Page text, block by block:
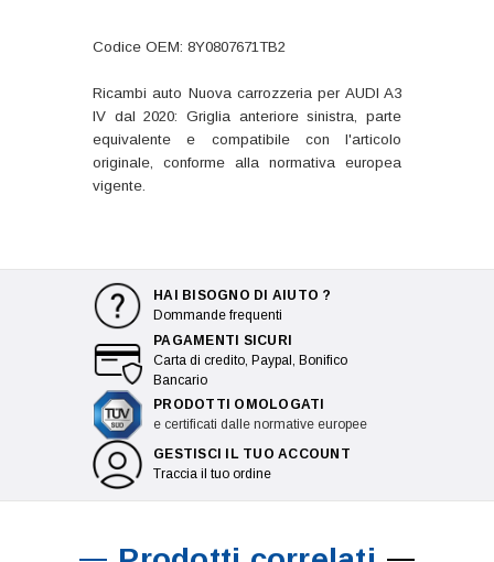
Codice OEM: 8Y0807671TB2
Ricambi auto Nuova carrozzeria per AUDI A3
IV dal 2020: Griglia anteriore sinistra, parte
equivalente e compatibile con l'articolo
originale, conforme alla normativa europea
vigente.
HAI BISOGNO DI AIUTO ?
Dommande frequenti
PAGAMENTI SICURI
Carta di credito, Paypal, Bonifico
Bancario
PRODOTTI OMOLOGATI
e certificati dalle normative europee
GESTISCI IL TUO ACCOUNT
Traccia il tuo ordine